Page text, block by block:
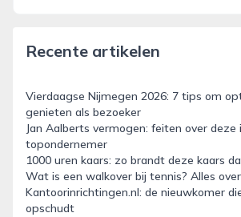
Recente artikelen
Vierdaagse Nijmegen 2026: 7 tips om
genieten als bezoeker
Jan Aalberts vermogen: feiten over deze
topondernemer
1000 uren kaars: zo brandt deze kaars
Wat is een walkover bij tennis? Alles
Kantoorinrichtingen.nl: de nieuwkomer
opschudt